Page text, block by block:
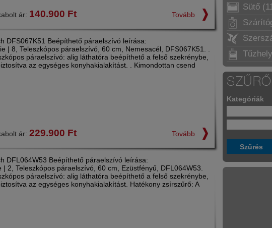
ár: 140.900 Ft Tovább
DFS067K51 Beépíthető páraelszívó leírása:
| 8, Teleszkópos páraelszívó, 60 cm, Nemesacél, DFS067K51. .
páraelszívó: alig láthatóra beépíthető a felső szekrénybe,
az egységes konyhakialakítást. . Kimondottan csend
ár: 229.900 Ft Tovább
DFL064W53 Beépíthető páraelszívó leírása:
| 2, Teleszkópos páraelszívó, 60 cm, Ezüstfényű, DFL064W53.
páraelszívó: alig láthatóra beépíthető a felső szekrénybe,
az egységes konyhakialakítást. Hatékony zsírszűrő: A
Sütő
SZŰRŐ
Kategóriák